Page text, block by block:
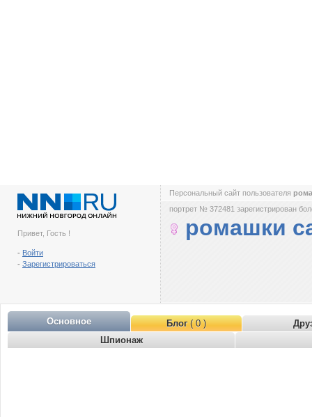
Привет, Гость !
- Войти
- Зарегистрироваться
Персональный сайт пользователя
портрет № 372481 зарегистрирован
ромашки
Основное Блог( 0 )
Шпионаж